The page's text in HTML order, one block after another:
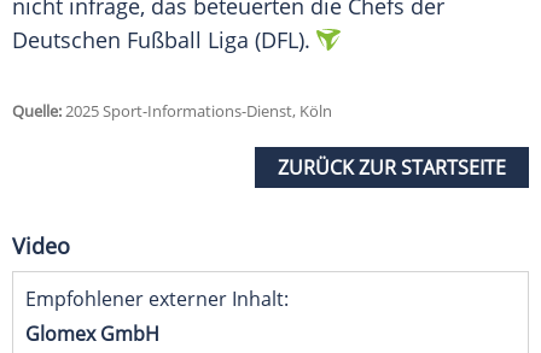
nicht infrage, das beteuerten die Chefs der
Deutschen Fußball Liga (DFL).
Quelle:2025 Sport-Informations-Dienst, Köln
ZURÜCK ZUR STARTSEITE
Video
Empfohlener externer Inhalt:
Glomex GmbH